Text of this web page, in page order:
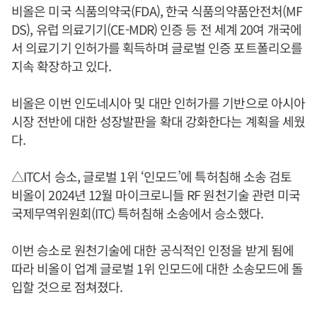
비올은 미국 식품의약국(FDA), 한국 식품의약품안전처(MF
DS), 유럽 의료기기(CE-MDR) 인증 등 전 세계 20여 개국에
서 의료기기 인허가를 획득하며 글로벌 인증 포트폴리오를
지속 확장하고 있다.
비올은 이번 인도네시아 및 대만 인허가를 기반으로 아시아
시장 전반에 대한 성장발판을 확대 강화한다는 계획을 세웠
다.
△ITC서 승소, 글로벌 1위 ‘인모드’에 특허침해 소송 검토
비올이 2024년 12월 마이크로니들 RF 원천기술 관련 미국
국제무역위원회(ITC) 특허침해 소송에서 승소했다.
이번 승소로 원천기술에 대한 공식적인 인정을 받게 됨에
따라 비올이 업계 글로벌 1위 인모드에 대한 소송모드에 돌
입할 것으로 점쳐졌다.